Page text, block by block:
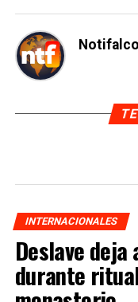
INTERNACIONALES
Deslave
durante